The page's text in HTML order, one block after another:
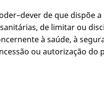
de que dispõe
de limitar ou
à saúde, à
ou autorização do